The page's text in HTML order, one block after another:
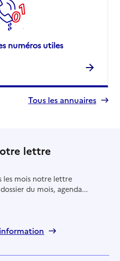
numéros utiles
Tous les annuaires
lettre
les mois notre lettre
du mois, agenda...